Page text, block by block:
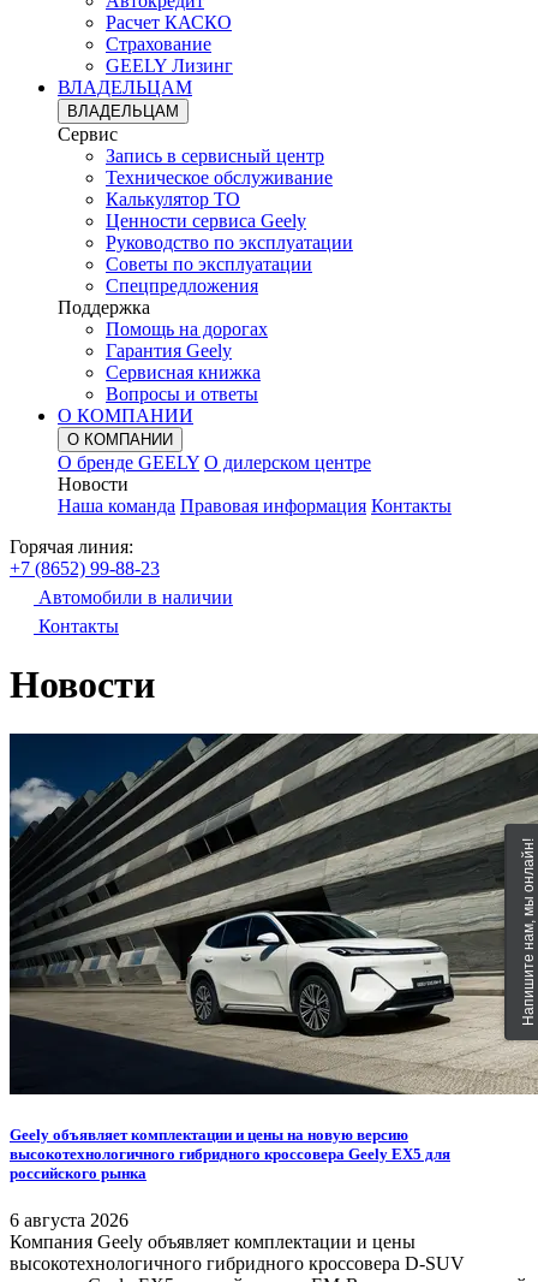
Расчет КАСКО
Страхование
GEELY Лизинг
ВЛАДЕЛЬЦАМ
ВЛАДЕЛЬЦАМ
Сервис
Запись в сервисный центр
Техническое обслуживание
Калькулятор ТО
Ценности сервиса Geely
Руководство по эксплуатации
Советы по эксплуатации
Спецпредложения
Поддержка
Помощь на дорогах
Гарантия Geely
Сервисная книжка
Вопросы и ответы
О КОМПАНИИ
О КОМПАНИИ
О бренде GEELY О дилерском центре
Новости
Наша команда Правовая информация Контакты
Горячая линия:
+7 (8652) 99-88-23
Автомобили в наличии
Контакты
Новости
Geely объявляет комплектации и цены на новую версию
высокотехнологичного гибридного кроссовера Geely EX5 для
российского рынка
6 августа 2026
Компания Geely объявляет комплектации и цены
высокотехнологичного гибридного кроссовера D-SUV
Напишите нам, мы онлайн!